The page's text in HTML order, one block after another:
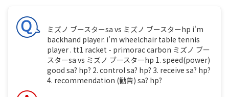
ミズノ ブースターsa vs ミズノ ブースターhp i'm
backhand player. i'm wheelchair table tennis
player . tt1 racket - primorac carbon ミズノ ブー
スターsa vs ミズノ ブースターhp 1. speed(power)
good sa? hp? 2. control sa? hp? 3. receive sa? hp?
4. recommendation (勧告) sa? hp?